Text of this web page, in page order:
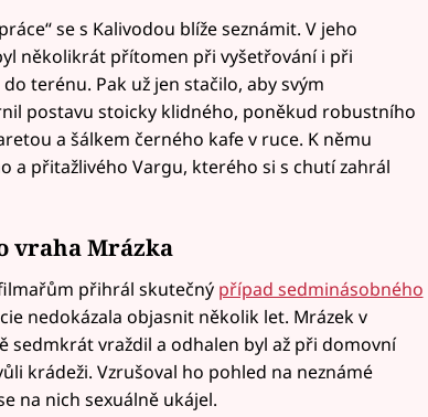
se s Kalivodou blíže seznámit. V jeho
několikrát přítomen při vyšetřování i při
terénu. Pak už jen stačilo, aby svým
postavu stoicky klidného, poněkud robustního
a šálkem černého kafe v ruce. K němu
a přitažlivého Vargu, kterého si s chutí zahrál
vraha Mrázka
přihrál skutečný případ sedminásobného
nedokázala objasnit několik let. Mrázek v
sedmkrát vraždil a odhalen byl až při domovní
krádeži. Vzrušoval ho pohled na neznámé
na nich sexuálně ukájel.